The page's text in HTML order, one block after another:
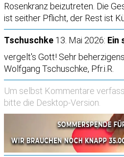
Rosenkranz beizutreten. Die
ist seither Pflicht, der Rest ist
Tschuschke 13. Mai 2026: Ein
vergelt's Gott! Sehr
Wolfgang Tschuschke, Pfr.i.R.
Um selbst Kommentare
bitte die Desktop-Version